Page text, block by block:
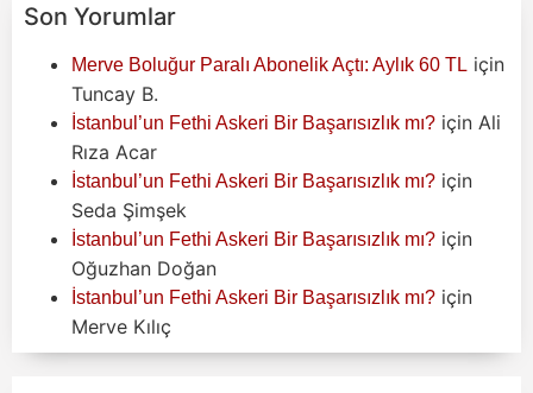
Son Yorumlar
Merve Boluğur Paralı Abonelik Açtı: Aylık 60 TL için
Tuncay B.
İstanbul’un Fethi Askeri Bir Başarısızlık mı? için Ali
Rıza Acar
İstanbul’un Fethi Askeri Bir Başarısızlık mı? için
Seda Şimşek
İstanbul’un Fethi Askeri Bir Başarısızlık mı? için
Oğuzhan Doğan
İstanbul’un Fethi Askeri Bir Başarısızlık mı? için
Merve Kılıç